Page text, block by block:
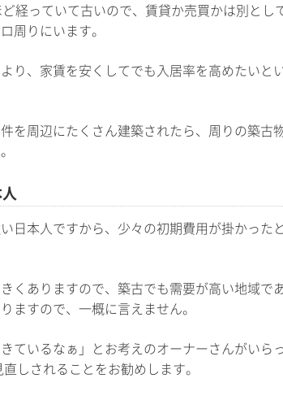
経っていて古いので、賃貸か売買かは別とし
周りにいます。
り、家賃を安くしてでも入居率を高めたいと
を周辺にたくさん建築されたら、周りの築古
日本人ですから、少々の初期費用が掛かった
くありますので、築古でも需要が高い地域で
ますので、一概に言えません。
ているなぁ」とお考えのオーナーさんがいら
しされることをお勧めします。